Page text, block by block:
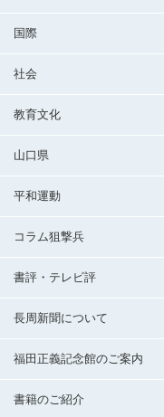
国際
社会
教育文化
山口県
平和運動
コラム狙撃兵
書評・テレビ評
長周新聞について
福田正義記念館のご案内
書籍のご紹介